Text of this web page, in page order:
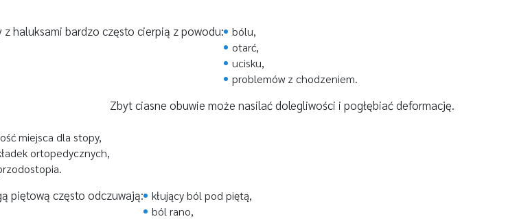
z haluksami bardzo często cierpią z powodu:
bólu,
otarć,
ucisku,
problemów z chodzeniem.
miejsca dla stopy,
ortopedycznych,
Zbyt ciasne obuwie może nasilać dolegliwości i pogłębiać deformację.
piętową często odczuwają:
kłujący ból pod piętą,
ból rano,